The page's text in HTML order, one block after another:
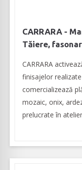
CARRARA -
Tăiere,
CARRARA
finisajelor
comercializează
mozaic, onix,
prelucrate în